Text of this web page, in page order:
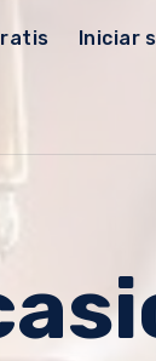
Iniciar